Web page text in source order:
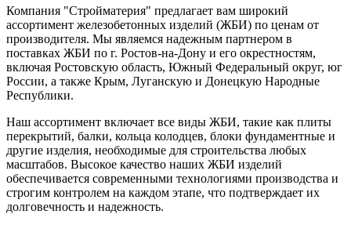
Компания "Стройматерия" предлагает вам широкий
ассортимент железобетонных изделий (ЖБИ) по ценам от
производителя. Мы являемся надежным партнером в
поставках ЖБИ по г. Ростов-на-Дону и его окрестностям,
включая Ростовскую область, Южный Федеральный округ, юг
России, а также Крым, Луганскую и Донецкую Народные
Республики.
Наш ассортимент включает все виды ЖБИ, такие как плиты
перекрытий, балки, кольца колодцев, блоки фундаментные и
другие изделия, необходимые для строительства любых
масштабов. Высокое качество наших ЖБИ изделий
обеспечивается современными технологиями производства и
строгим контролем на каждом этапе, что подтверждает их
долговечность и надежность.